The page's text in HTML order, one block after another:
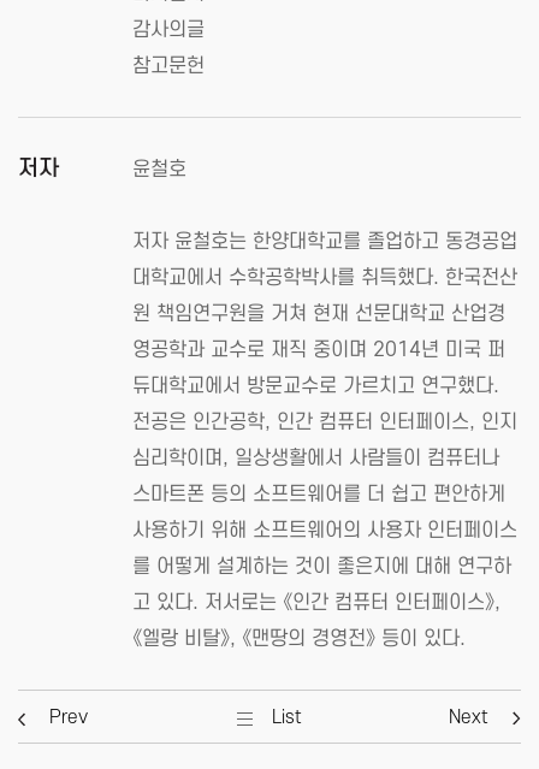
감사의글
참고문헌
저자 윤철호
저자 윤철호는 한양대학교를 졸업하고 동경공업
대학교에서 수학공학박사를 취득했다. 한국전산
원 책임연구원을 거쳐 현재 선문대학교 산업경
영공학과 교수로 재직 중이며 2014년 미국 퍼
듀대학교에서 방문교수로 가르치고 연구했다.
전공은 인간공학, 인간 컴퓨터 인터페이스, 인지
심리학이며, 일상생활에서 사람들이 컴퓨터나
스마트폰 등의 소프트웨어를 더 쉽고 편안하게
사용하기 위해 소프트웨어의 사용자 인터페이스
를 어떻게 설계하는 것이 좋은지에 대해 연구하
고 있다. 저서로는 《인간 컴퓨터 인터페이스》,
《엘랑 비탈》, 《맨땅의 경영전》 등이 있다.
Prev List Next